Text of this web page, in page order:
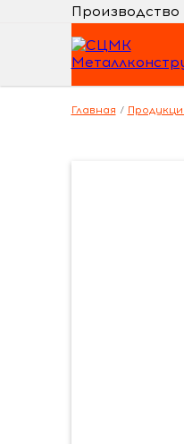
Производство
Главная /